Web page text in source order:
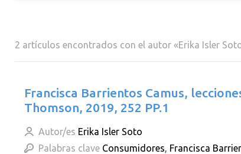
2 artículos encontrados con el autor «Erika Isler
Francisca Barrientos Camus,
Thomson, 2019, 252 PP.1
Autor/es Erika Isler Soto
Palabras clave Consumidores, Francisca